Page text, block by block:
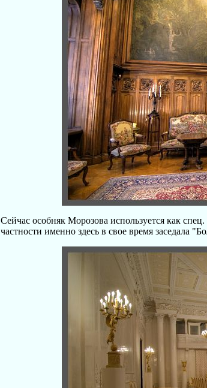
Сейчас особняк Морозова используется как
частности именно здесь в свое время заседала